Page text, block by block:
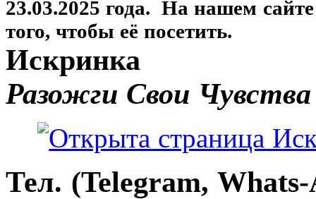
23.03.2025 года. На нашем
того, чтобы её посетить.
Искринка
Разожги Свои Чувства
Тел. (Telegram,